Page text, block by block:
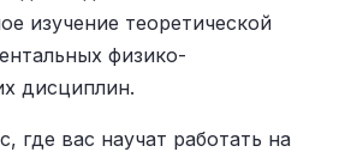
изучение теоретической
физико-
дисциплин.
где вас научат работать на